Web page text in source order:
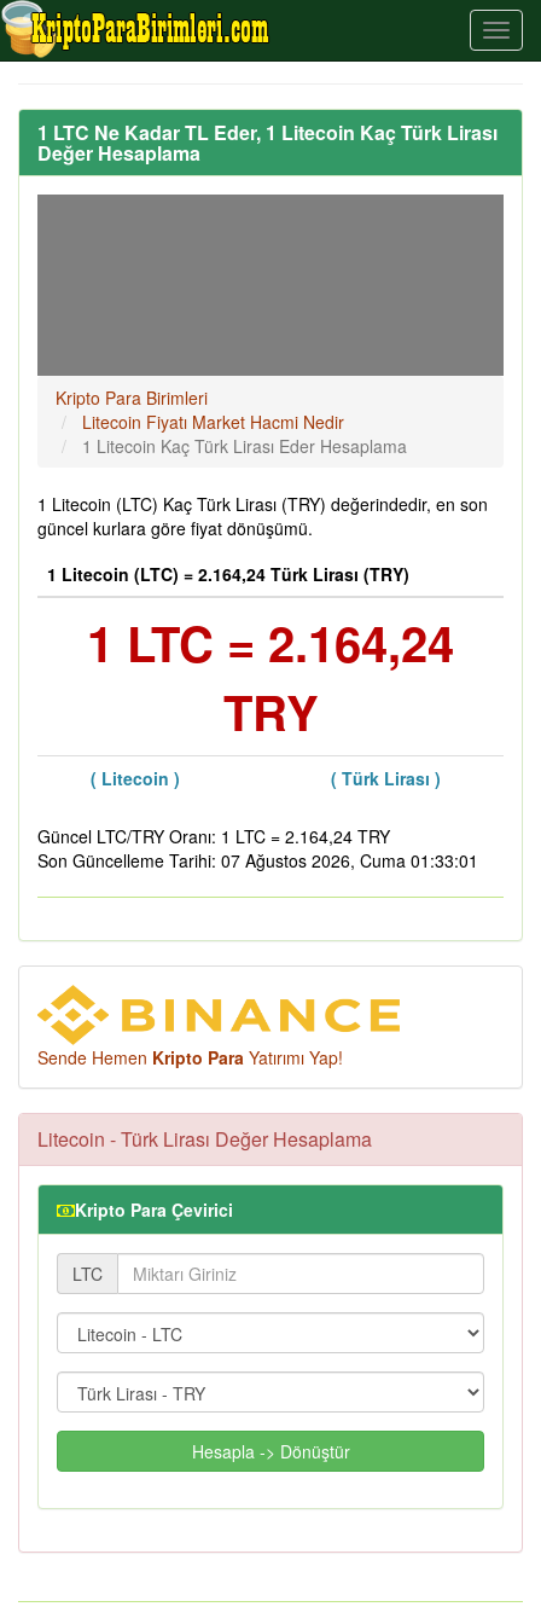
1 LTC Ne Kadar TL Eder, 1 Litecoin Kaç Türk Lirası
Değer Hesaplama
Kripto Para Birimleri
Litecoin Fiyatı Market Hacmi Nedir
1 Litecoin Kaç Türk Lirası Eder Hesaplama
1 Litecoin (LTC) Kaç Türk Lirası (TRY) değerindedir, en son
güncel kurlara göre fiyat dönüşümü.
1 Litecoin (LTC) = 2.164,24 Türk Lirası (TRY)
1 LTC = 2.164,24
TRY
( Litecoin ) ( Türk Lirası )
Güncel LTC/TRY Oranı: 1 LTC = 2.164,24 TRY
Son Güncelleme Tarihi: 07 Ağustos 2026, Cuma 01:33:01
Sende Hemen Kripto Para Yatırımı Yap!
Litecoin - Türk Lirası Değer Hesaplama
Kripto Para Çevirici
LTC
Hesapla -> Dönüştür